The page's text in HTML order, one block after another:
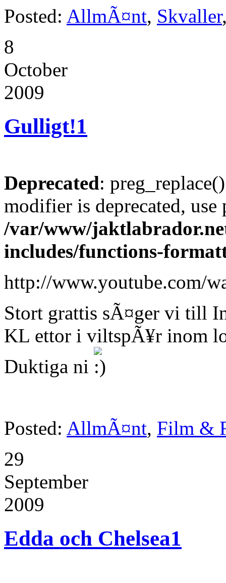
Posted: AllmÃ¤nt, Skvaller
8
October
2009
Gulligt!1
Deprecated:
modifier is deprecated,
/var/www/
includes/functions-
http://www.youtube.com/
Stort grattis sÃ¤ger vi till
KL ettor i viltspÃ¥r inom
Duktiga ni
Posted: AllmÃ¤nt, Film &
29
September
2009
Edda och Chelsea1